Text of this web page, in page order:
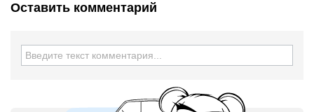
Оставить комментарий